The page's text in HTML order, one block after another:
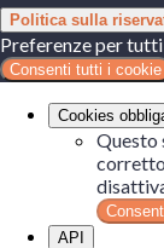
Politica sulla
Preferenze per
Consenti tutti i cookie
Cookies
Questo
corretto
API